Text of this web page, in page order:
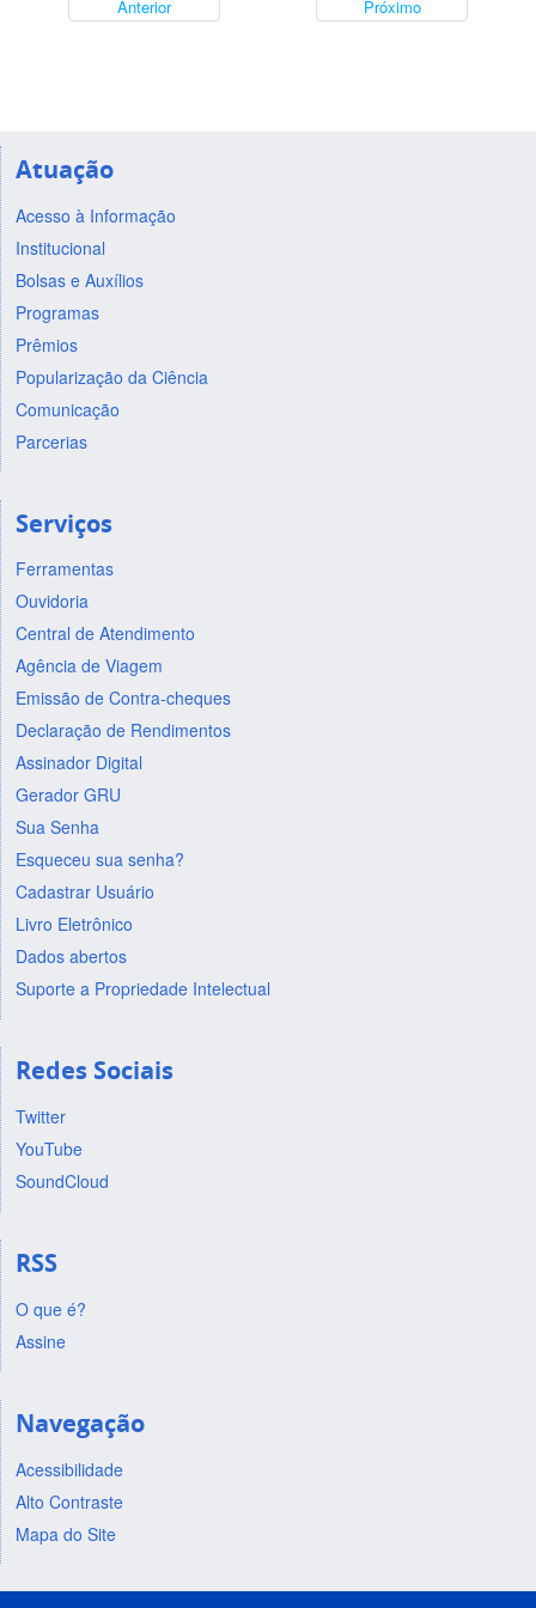
Anterior Próximo
Atuação
Acesso à Informação
Institucional
Bolsas e Auxílios
Programas
Prêmios
Popularização da Ciência
Comunicação
Parcerias
Serviços
Ferramentas
Ouvidoria
Central de Atendimento
Agência de Viagem
Emissão de Contra-cheques
Declaração de Rendimentos
Assinador Digital
Gerador GRU
Sua Senha
Esqueceu sua senha?
Cadastrar Usuário
Livro Eletrônico
Dados abertos
Suporte a Propriedade Intelectual
Redes Sociais
Twitter
YouTube
SoundCloud
RSS
O que é?
Assine
Navegação
Acessibilidade
Alto Contraste
Mapa do Site